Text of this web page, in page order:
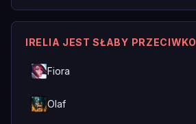
IRELIA JEST SŁABY PRZECIWKO
Fiora
Olaf